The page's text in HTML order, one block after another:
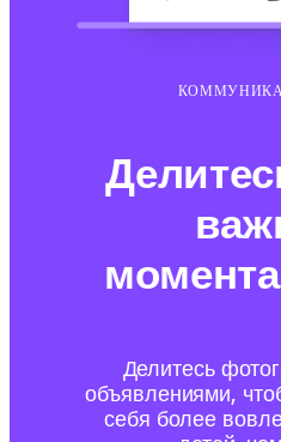
Делитесь
объявлениями,
себя более